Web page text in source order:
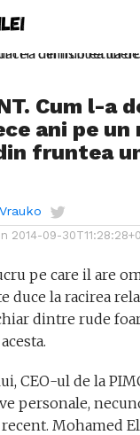
Cum l-a
ani pe un
fruntea
2014-09-
pe care il are
duce la racirea
dintre rude
CEO-ul de la
personale,
Mohamed